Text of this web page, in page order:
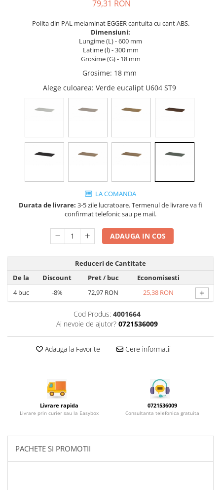
dressing
Sisteme pentru usi pliante
Console si suporti polita
Accesorii pentru compartimentare
Ambia-Line - Blum
Suruburi, coltare, elemente de
Lamele si cepi de lemn
Picioare si rotile mobilier
Picioare mobilier
Scurgatoare pentru vase
Cosuri Jolly si coloane
79,31 RON
Polita din PAL melaminat EGGER cantuita cu cant ABS.
Dimensiuni:
Lungime (L) - 600 mm
Latime (l) - 300 mm
Grosime (G) - 18 mm
Grosime: 18 mm
Alege culoarea: Verde eucalipt U604 ST9
LA COMANDA
Durata de livrare: 3-5 zile lucratoare. Termenul de livrare va fi
confirmat telefonic sau pe mail.
ADAUGA IN COS
Reduceri de Cantitate
De la
Discount Pret/ buc
Economisesti
4buc -8% 72,97 RON 25,38 RON +
Cod Produs: 4001664
Ai nevoie de ajutor? 0721536009
Adauga la Favorite Cere informatii
Livrare rapida
Livrare prin curier sau la Easybox
0721536009
Consultanta telefonica gratuita
PACHETE SI PROMOTII